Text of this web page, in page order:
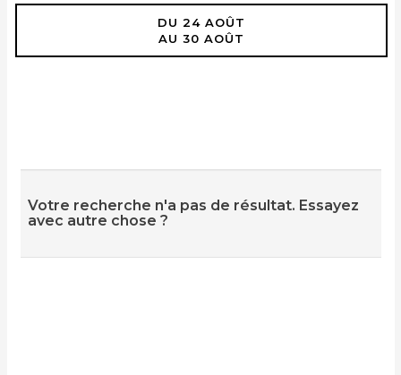
DU 24 AOÛT
AU 30 AOÛT
Votre recherche n'a pas de résultat. Essayez
avec autre chose ?